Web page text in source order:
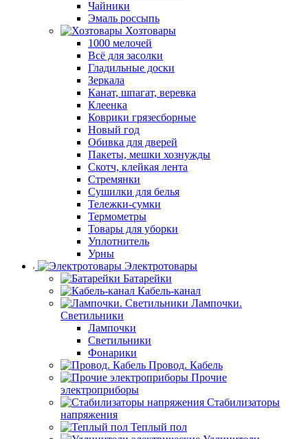
Чайники
Эмаль россыпь
Хозтовары
1000 мелочей
Всё для засолки
Гладильные доски
Зеркала
Канат, шпагат, веревка
Клеенка
Коврики грязесборные
Новый год
Обивка для дверей
Пакеты, мешки хознужды
Скотч, клейкая лента
Стремянки
Сушилки для белья
Тележки-сумки
Термометры
Товары для уборки
Уплотнитель
Урны
Электротовары
Батарейки
Кабель-канал
Лампочки.
Светильники
Лампочки
Светильники
Фонарики
Провод. Кабель
Прочие
электроприборы
Стабилизаторы
напряжения
Теплый пол